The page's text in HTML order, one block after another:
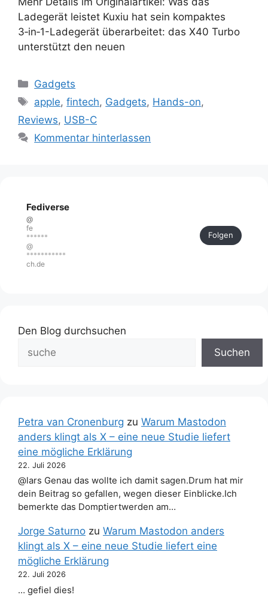
Ladegerät leistet Kuxiu hat sein kompaktes
3‑in‑1-Ladegerät überarbeitet: das X40 Turbo
unterstützt den neuen
Kategorien
Gadgets
Schlagwörter
apple,fintech, Gadgets, Hands-on,
Reviews, USB-C
Kommentar hinterlassen
Fediverse
@
fe
******
@
***********
ch.de
Folgen
Den Blog durchsuchen
Suchen
Petra van Cronenburg zu Warum Mastodon
anders klingt als X – eine neue Studie liefert
eine mögliche Erklärung
22. Juli 2026
@lars Genau das wollte ich damit sagen.Drum hat mir
dein Beitrag so gefallen, wegen dieser Einblicke.Ich
bemerkte das Domptiertwerden am…
Jorge Saturno zu Warum Mastodon anders
klingt als X – eine neue Studie liefert eine
mögliche Erklärung
22. Juli 2026
… gefiel dies!